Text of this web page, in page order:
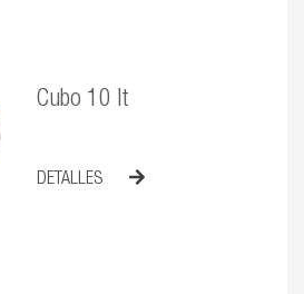
Cubo 10 lt
DETALLES